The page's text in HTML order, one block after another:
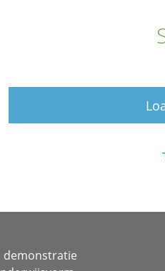
demonstratie